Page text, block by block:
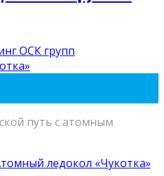
ОСК групп
путь с атомным
ледокол «Чукотка»